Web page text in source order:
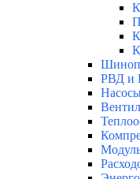
РВД и